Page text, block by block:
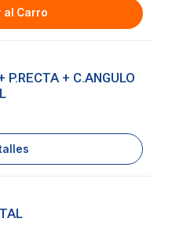
al Carro
+ C.ANGULO